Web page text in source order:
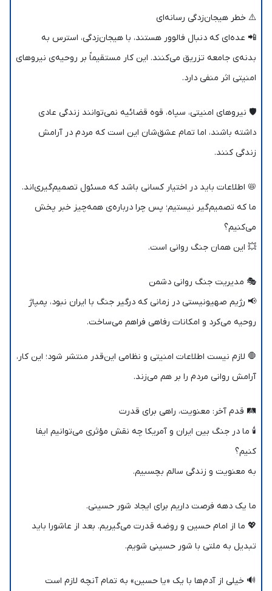
⚠️ خطر هیجان‌زدگی رسانه‌ای
📲 عده‌ای که دنبال فالوور هستند، با هیجان‌زدگی، استرس به
بدنه‌ی جامعه تزریق می‌کنند. این کار مستقیماً بر روحیه‌ی نیروهای
امنیتی اثر منفی دارد.
🛡️ نیروهای امنیتی، سپاه، قوه قضائیه نمی‌توانند زندگی عادی
داشته باشند، اما تمام عشق‌شان این است که مردم در آرامش
زندگی کنند.
📛 اطلاعات باید در اختیار کسانی باشد که مسئول تصمیم‌گیری‌اند.
ما که تصمیم‌گیر نیستیم؛ پس چرا درباره‌ی همه‌چیز خبر پخش
می‌کنیم؟
💥 این همان جنگ روانی است.
🎭 مدیریت جنگ روانی دشمن
📢 رژیم صهیونیستی در زمانی که درگیر جنگ با ایران نبود، پمپاژ
روحیه می‌کرد و امکانات رفاهی فراهم می‌ساخت.
🛑 لازم نیست اطلاعات امنیتی و نظامی این‌قدر منتشر شود؛ این کار،
آرامش روانی مردم را بر هم می‌زند.
🛤️ قدم آخر: معنویت، راهی برای قدرت
🕯️ ما در جنگ بین ایران و آمریکا چه نقش مؤثری می‌توانیم ایفا
کنیم؟
به معنویت و زندگی سالم بچسبیم.
ما یک دهه فرصت داریم برای ایجاد شور حسینی.
💖 ما از امام حسین و روضه قدرت می‌گیریم. بعد از عاشورا باید
تبدیل به ملتی با شور حسینی شویم.
🔊 خیلی از آدم‌ها با یک «یا حسین» به تمام آنچه لازم است